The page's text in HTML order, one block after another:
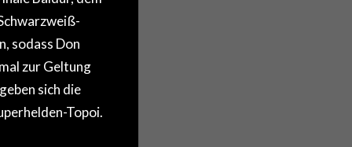
sodass Don
zur Geltung
sich die
Topoi.